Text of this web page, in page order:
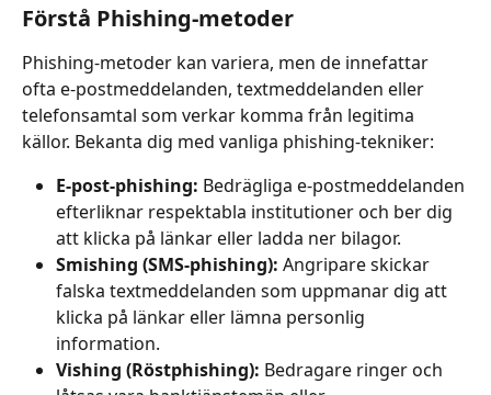
Förstå Phishing-metoder
Phishing-metoder kan variera, men de innefattar
ofta e-postmeddelanden, textmeddelanden eller
telefonsamtal som verkar komma från legitima
källor. Bekanta dig med vanliga phishing-tekniker:
E-post-phishing: Bedrägliga e-postmeddelanden
efterliknar respektabla institutioner och ber dig
att klicka på länkar eller ladda ner bilagor.
Smishing (SMS-phishing): Angripare skickar
falska textmeddelanden som uppmanar dig att
klicka på länkar eller lämna personlig
information.
Vishing (Röstphishing): Bedragare ringer och